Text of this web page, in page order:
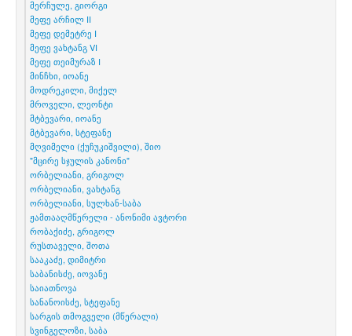
მერჩულე, გიორგი
მეფე არჩილ II
მეფე დემეტრე I
მეფე ვახტანგ VI
მეფე თეიმურაზ I
მინჩხი, იოანე
მოდრეკილი, მიქელ
მროველი, ლეონტი
მტბევარი, იოანე
მტბევარი, სტეფანე
მღვიმელი (ქუჩუკიშვილი), შიო
"მცირე სჯულის კანონი"
ორბელიანი, გრიგოლ
ორბელიანი, ვახტანგ
ორბელიანი, სულხან-საბა
ჟამთააღმწერელი - ანონიმი ავტორი
რობაქიძე, გრიგოლ
რუსთაველი, შოთა
სააკაძე, დიმიტრი
საბანისძე, იოვანე
საიათნოვა
სანანოისძე, სტეფანე
სარგის თმოგველი (მწერალი)
სვინგელოზი, საბა